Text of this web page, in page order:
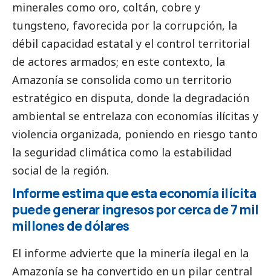
minerales como oro, coltán, cobre y
tungsteno, favorecida por la corrupción, la
débil capacidad estatal y el control territorial
de actores armados; en este contexto, la
Amazonía se consolida como un territorio
estratégico en disputa, donde la degradación
ambiental se entrelaza con economías ilícitas y
violencia organizada, poniendo en riesgo tanto
la seguridad climática como la estabilidad
social de la región.
Informe estima que esta economía ilícita
puede generar ingresos por cerca de 7 mil
millones de dólares
El informe advierte que la minería ilegal en la
Amazonía se ha convertido en un pilar central